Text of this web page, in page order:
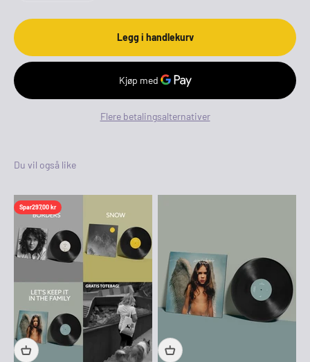
Legg i handlekurv
Flere betalingsalternativer
Spar297,00 kr